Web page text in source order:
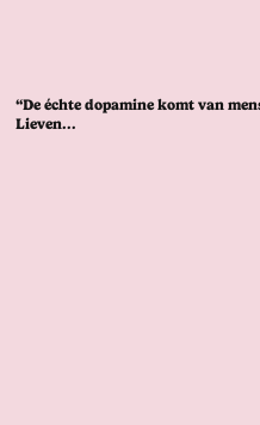
“De échte dopamine komt van
Lieven...